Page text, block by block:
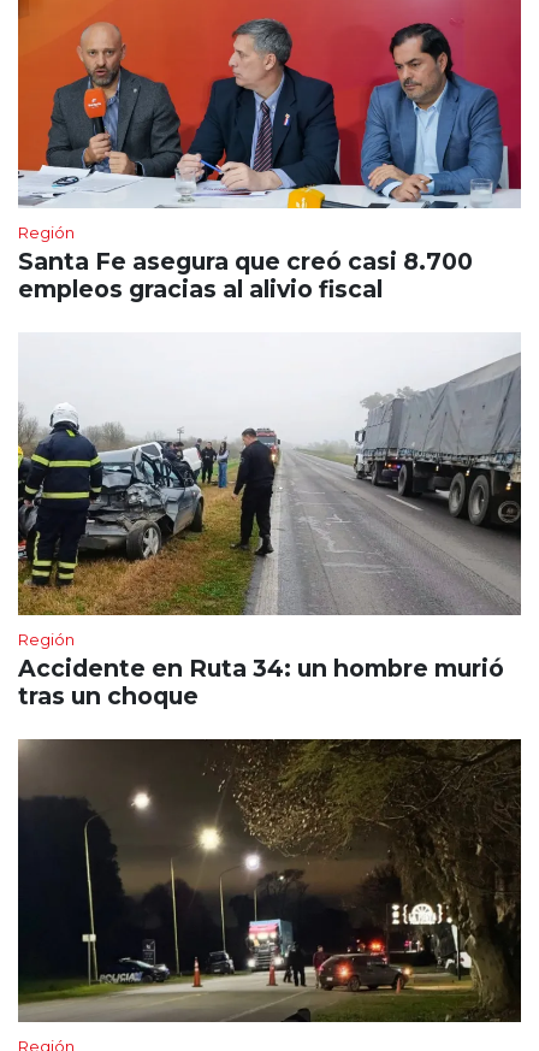
Región
Santa Fe asegura que creó casi 8.700
empleos gracias al alivio fiscal
Región
Accidente en Ruta 34: un hombre murió
tras un choque
Región